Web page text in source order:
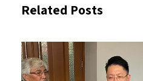
Related Posts